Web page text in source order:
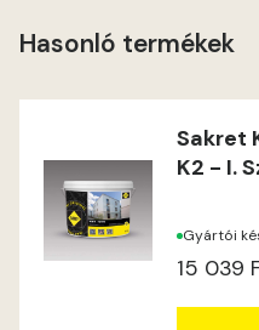
Hasonló termékek
Sakret
K2 - I.
Gyártói
15 039